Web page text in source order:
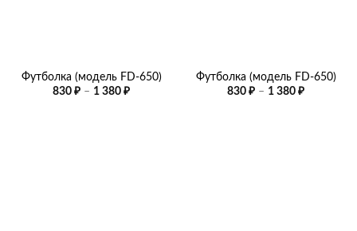
Футболка (модель FD-650)
830 ₽ – 1 380 ₽Диапазон
Футболка (модель FD-650)
830 ₽ – 1 380 ₽Диапазон